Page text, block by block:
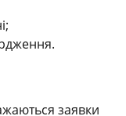
заявки